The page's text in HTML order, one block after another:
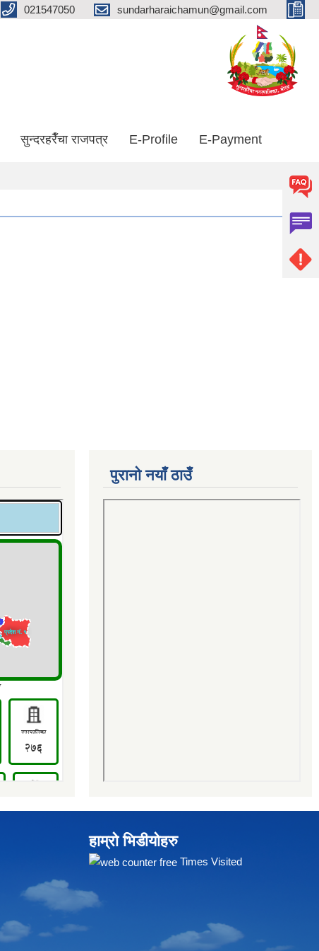
021547050 sundarharaichamun@gmail.com
सुन्दरहरैँचा राजपत्र E-Profile E-Payment
पुरानो नयाँ ठाउँ
हाम्रो भिडीयोहरु
Times Visited